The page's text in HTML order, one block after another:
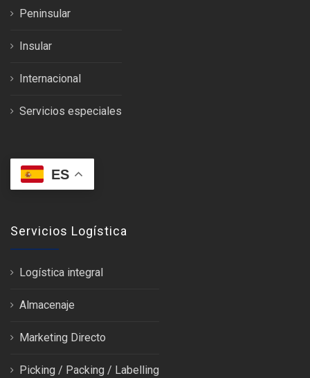
Peninsular
Insular
Internacional
Servicios especiales
ES
Servicios Logística
Logística integral
Almacenaje
Marketing Directo
Picking / Packing / Labelling